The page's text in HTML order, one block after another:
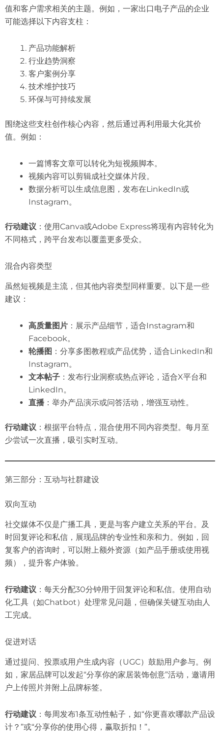
值和客户需求相关的主题。例如，一家出口电子产品的企业
可能选择以下内容支柱：
产品功能解析
行业趋势洞察
客户案例分享
技术维护技巧
环保与可持续发展
围绕这些支柱创作核心内容，然后通过再利用最大化其价
值。例如：
一篇博客文章可以转化为短视频脚本。
视频内容可以剪辑成社交媒体片段。
数据分析可以生成信息图，发布在LinkedIn或
Instagram。
行动建议 ：使用Canva或Adobe Express将现有内容转化为
不同格式，跨平台发布以覆盖更多受众。
混合内容类型
虽然短视频是主流，但其他内容类型同样重要。以下是一些
建议：
高质量图片 ：展示产品细节，适合Instagram和
Facebook。
轮播图 ：分享多图教程或产品优势，适合LinkedIn和
Instagram。
文本帖子 ：发布行业洞察或热点评论，适合X平台和
LinkedIn。
直播 ：举办产品演示或问答活动，增强互动性。
行动建议 ：根据平台特点，混合使用不同内容类型。每月至
少尝试一次直播，吸引实时互动。
第三部分：互动与社群建设
双向互动
社交媒体不仅是广播工具，更是与客户建立关系的平台。及
时回复评论和私信，展现品牌的专业性和亲和力。例如，回
复客户的咨询时，可以附上额外资源（如产品手册或使用视
频），提升客户体验。
行动建议 ：每天分配30分钟用于回复评论和私信。使用自动
化工具（如Chatbot）处理常见问题，但确保关键互动由人
工完成。
促进对话
通过提问、投票或用户生成内容（UGC）鼓励用户参与。例
如，家居品牌可以发起“分享你的家居装饰创意”活动，邀请用
户上传照片并附上品牌标签。
行动建议 ：每周发布1条互动性帖子，如“你更喜欢哪款产品设
计？”或“分享你的使用心得，赢取折扣！”。